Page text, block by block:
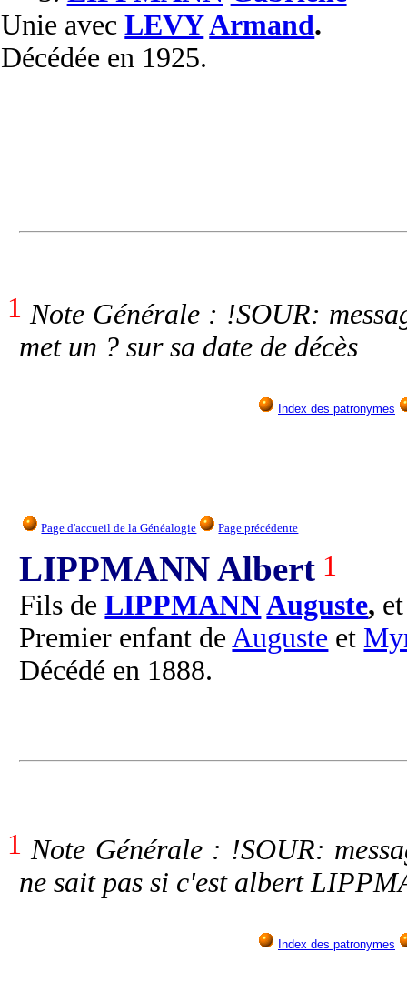
Unie avecLEVYArmand.
Décédée en 1925.
1 Note Générale : !SOUR:
met un ? sur sa date de décès
Index des patronymes
Page d'accueil de la Généalogie Page précédente
LIPPMANN Albert 1
Fils deLIPPMANNAuguste,
Premier enfant de Auguste et
Décédé en 1888.
1 Note Générale : !SOUR:
ne sait pas si c'est albert
Index des patronymes